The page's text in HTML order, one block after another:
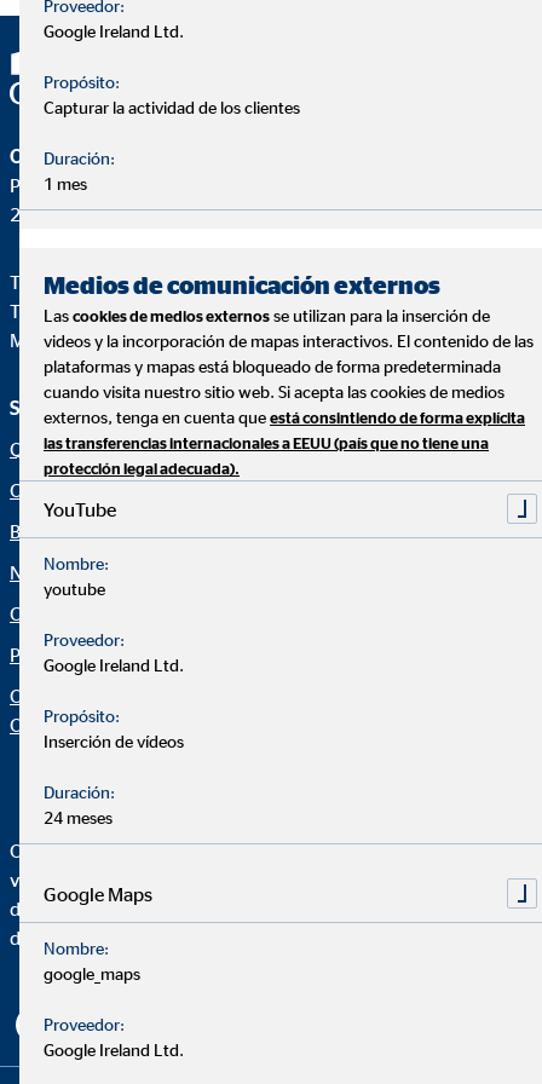
OVB Allfinanz España S.A.
Pza. Manuel Gómez Moreno, 2 8ªA
28020 Madrid
Teléfono:+34914471028
Telefax: +34 91 44710-29
Mail:ovb@central.ovb.es
Servicio e información
Quiénes Somos
Consultoría financiera
Blog
Noticias
Calculadora financiera
Protección de datos
Organization: "Datos sobre
OVB"
Aviso legal
Aviso legal
OVB Allfinanz España, S.A. es una agencia de seguros
vinculada inscrita en el Registro administrativo de
distribuidores de seguros y reaseguros de la Dirección General
de Seguros y Fondos de Pensiones con la clave AJ0230.
Proveedor:
Google Ireland Ltd.
Propósito:
Capturar la actividad de los clientes
Duración:
1 mes
Medios de comunicación externos
Las cookies de medios externos se utilizan para la inserción de
videos y la incorporación de mapas interactivos. El contenido de las
plataformas y mapas está bloqueado de forma predeterminada
cuando visita nuestro sitio web. Si acepta las cookies de medios
externos, tenga en cuenta que está consintiendo de forma explícita
las transferencias internacionales a EEUU (país que no tiene una
protección legal adecuada).
YouTube
Nombre:
youtube
Proveedor:
Google Ireland Ltd.
Propósito:
Inserción de vídeos
Duración:
24 meses
Google Maps
Nombre:
google_maps
Proveedor:
Google Ireland Ltd.